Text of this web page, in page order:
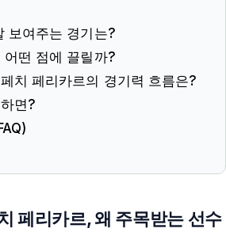
보여주는 경기는?
어떤 점에 끌릴까?
치 페리카르의 경기력 흐름은?
면?
페리카르, 왜 주목받는 선수